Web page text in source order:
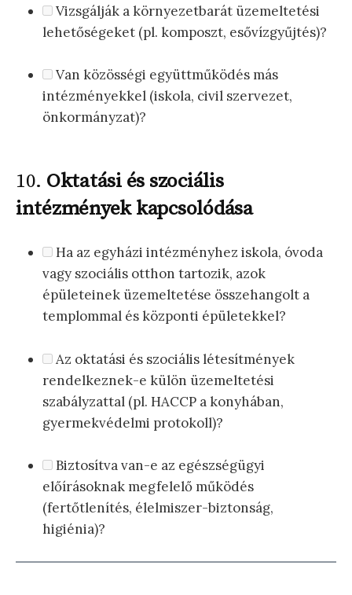
Vizsgálják a környezetbarát üzemeltetési
lehetőségeket (pl. komposzt, esővízgyűjtés)?
Van közösségi együttműködés más
intézményekkel (iskola, civil szervezet,
önkormányzat)?
10. Oktatási és szociális
intézmények kapcsolódása
Ha az egyházi intézményhez iskola, óvoda
vagy szociális otthon tartozik, azok
épületeinek üzemeltetése összehangolt a
templommal és központi épületekkel?
Az oktatási és szociális létesítmények
rendelkeznek-e külön üzemeltetési
szabályzattal (pl. HACCP a konyhában,
gyermekvédelmi protokoll)?
Biztosítva van-e az egészségügyi
előírásoknak megfelelő működés
(fertőtlenítés, élelmiszer-biztonság,
higiénia)?